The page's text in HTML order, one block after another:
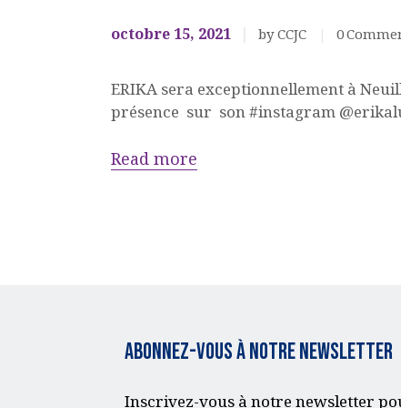
octobre 15, 2021 by CCJC 0
ERIKA sera exceptionnellement à
présence sur son #instagram
Read more
Abonnez-vous à notre Newsletter
Inscrivez-vous à notre newsletter